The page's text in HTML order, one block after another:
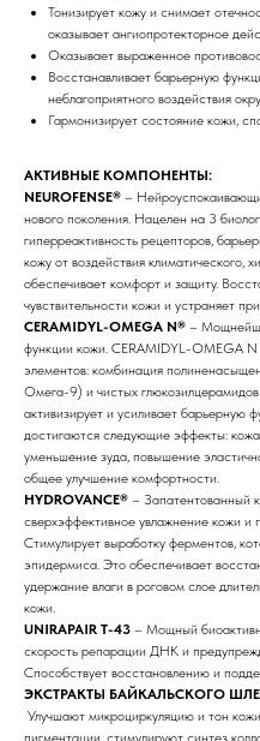
Тонизирует кожу и снимает
оказывает ангиопротекторное
Оказывает выраженное
Восстанавливает барьерную
неблагоприятного воздействия
Гармонизирует состояние кожи,
АКТИВНЫЕ КОМПОНЕНТЫ:
NEUROFENSE® –
нового поколения. Нацелен на 3
гиперреактивность рецепторов,
кожу от воздействия климатического,
обеспечивает комфорт и защиту.
чувствительности кожи и устраняет
CERAMIDYL-OMEGA N® –
функции кожи. CERAMIDYL-OMEGA N
элементов: комбинация
Омега-9) и чистых
активизирует и усиливает барьерную
достигаются следующие эффекты:
уменьшение зуда, повышение
общее улучшение комфортности.
HYDROVANCE® – Запатентованный
сверхэффективное увлажнение кожи и
Стимулирует выработку ферментов,
эпидермиса. Это обеспечивает
удержание влаги в роговом слое
кожи.
UNIRAPAIR T-43 – Мощный
скорость репарации ДНК и
Способствует восстановлению и
ЭКСТРАКТЫ БАЙКАЛЬСКОГО
Улучшают микроциркуляцию и тон
пигментации, стимулируют синтез